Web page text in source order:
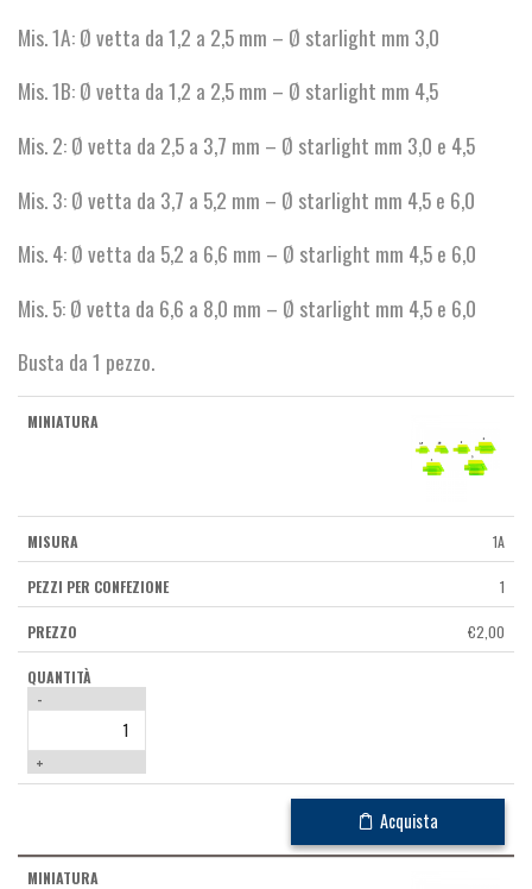
Mis. 1A: Ø vetta da 1,2 a 2,5 mm – Ø starlight mm 3,0
Mis. 1B: Ø vetta da 1,2 a 2,5 mm – Ø starlight mm 4,5
Mis. 2: Ø vetta da 2,5 a 3,7 mm – Ø starlight mm 3,0 e 4,5
Mis. 3: Ø vetta da 3,7 a 5,2 mm – Ø starlight mm 4,5 e 6,0
Mis. 4: Ø vetta da 5,2 a 6,6 mm – Ø starlight mm 4,5 e 6,0
Mis. 5: Ø vetta da 6,6 a 8,0 mm – Ø starlight mm 4,5 e 6,0
Busta da 1 pezzo.
1A
1
€2,00
-
+
Acquista